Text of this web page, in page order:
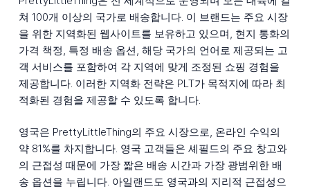
쳐 100개 이상의 국가로 배송합니다. 이 브랜드는 주요 시장
을 위한 지역화된 웹사이트를 보유하고 있으며, 현지 통화의
가격 책정, 특정 배송 옵션, 해당 국가의 언어로 제공되는 고
객 서비스를 포함하여 각 지역에 맞게 조정된 쇼핑 경험을
제공합니다. 이러한 지역화 전략은 PLT가 목적지에 따라 최
적화된 경험을 제공할 수 있도록 합니다.
영국은 PrettyLittleThing의 주요 시장으로, 온라인 수익의
약 81%를 차지합니다. 영국 고객들은 셰필드의 주요 창고와
의 근접성 때문에 가장 짧은 배송 시간과 가장 광범위한 배
송 옵션을 누립니다. 아일랜드도 영국과의 지리적 근접성으